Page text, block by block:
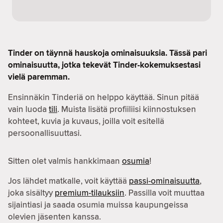
Tinder on täynnä hauskoja ominaisuuksia. Tässä pari
ominaisuutta, jotka tekevät Tinder-kokemuksestasi
vielä paremman.
Ensinnäkin Tinderiä on helppo käyttää. Sinun pitää
vain luoda tili. Muista lisätä profiiliisi kiinnostuksen
kohteet, kuvia ja kuvaus, joilla voit esitellä
persoonallisuuttasi.
Sitten olet valmis hankkimaan osumia!
Jos lähdet matkalle, voit käyttää passi-ominaisuutta,
joka sisältyypremium-tilauksiin. Passilla voit muuttaa
sijaintiasi ja saada osumia muissa kaupungeissa
olevien jäsenten kanssa.